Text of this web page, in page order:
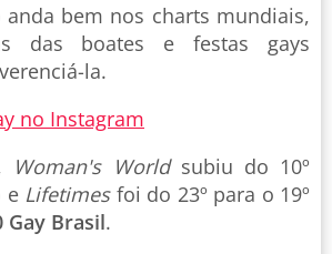
anda bem nos charts mundiais,
das boates e festas gays
la.
no Instagram
Woman's Worldsubiu do 10º
e Lifetimesfoi do 23º para o 19º
Gay Brasil.